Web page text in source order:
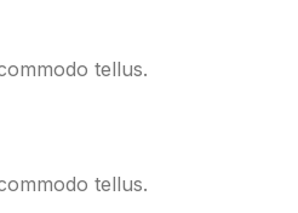
tellus.
tellus.